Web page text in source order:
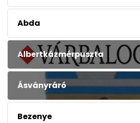
Abda
Albertkázmérpuszta
Ásványráró
Bezenye